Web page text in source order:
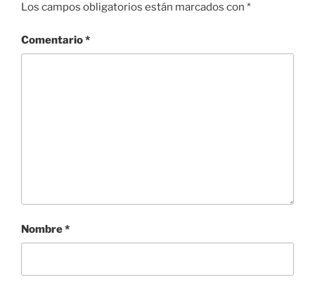
Los campos obligatorios están marcados con *
Comentario*
Nombre*